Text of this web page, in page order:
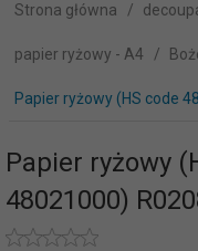
Strona główna
papier ryżowy - A4
Papier ryżowy (HS code
Papier ryżowy
48021000)